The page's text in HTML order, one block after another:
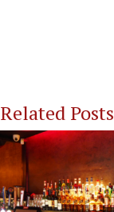
Related Posts